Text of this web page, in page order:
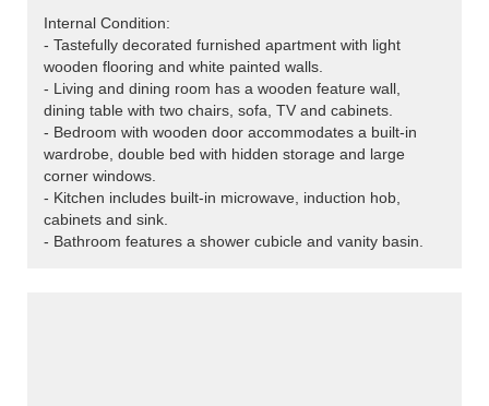
Internal Condition:
- Tastefully decorated furnished apartment with light
wooden flooring and white painted walls.
- Living and dining room has a wooden feature wall,
dining table with two chairs, sofa, TV and cabinets.
- Bedroom with wooden door accommodates a built-in
wardrobe, double bed with hidden storage and large
corner windows.
- Kitchen includes built-in microwave, induction hob,
cabinets and sink.
- Bathroom features a shower cubicle and vanity basin.